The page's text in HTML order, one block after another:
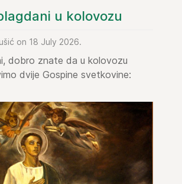
u kolovozu
on 18 July 2026.
dobro znate da u kolovozu
dvije Gospine svetkovine: